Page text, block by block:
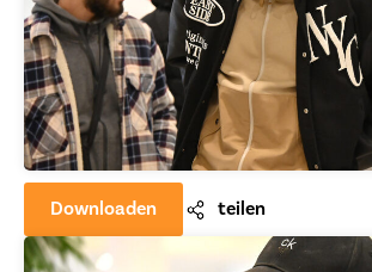
Downloaden teilen